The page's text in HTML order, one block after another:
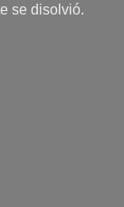
se disolvió.